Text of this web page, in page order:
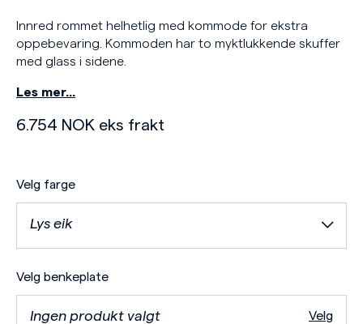
Innred rommet helhetlig med kommode for ekstra
oppebevaring. Kommoden har to myktlukkende skuffer
med glass i sidene.
Les mer…
6.754 NOK eks frakt
Velg farge
Lys eik
Velg benkeplate
Ingen produkt valgt Velg